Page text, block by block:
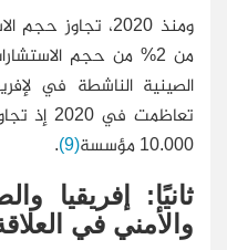
ومنذ 2020، تجاوز
من 2% من حجم
تعاظمت
10.000 مؤسسة
(9)
.
ثانيًا: إفريقيا
والأمني في